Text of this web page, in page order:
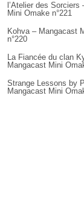
l’Atelier des Sorciers
Mini Omake n°221
Kohva – Mangacast
n°220
La Fiancée du clan
Mangacast Mini
Strange Lessons by
Mangacast Mini